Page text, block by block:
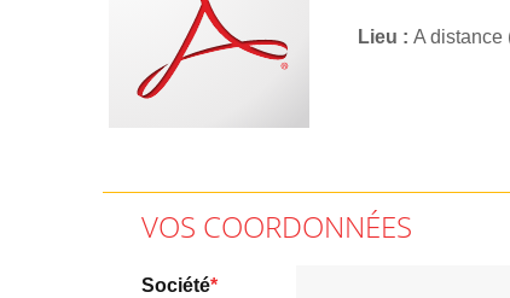
Lieu A distance
VOS COORDONNÉES
Société